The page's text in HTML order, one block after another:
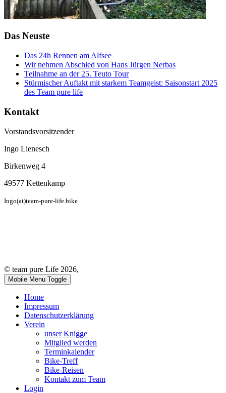
Das Neuste
Das 24h Rennen am Alfsee
Wir nehmen Abschied von Hans Jürgen Nerbas
Teilnahme an der 25. Teuto Tour
Stürmischer Auftakt mit starkem Teamgeist: Saisonstart 2025
des Team pure life
Kontakt
Vorstandsvorsitzender
Ingo Lienesch
Birkenweg 4
49577 Kettenkamp
Ingo(at)team-pure-life.bike
© team pure Life 2026,
Mobile Menu Toggle
Home
Impressum
Datenschutzerklärung
Verein
unser Knigge
Mitglied werden
Terminkalender
Bike-Treff
Bike-Reisen
Kontakt zum Team
Login